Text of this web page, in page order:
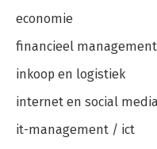
economie
financieel management
inkoop en logistiek
internet en social media
it-management / ict